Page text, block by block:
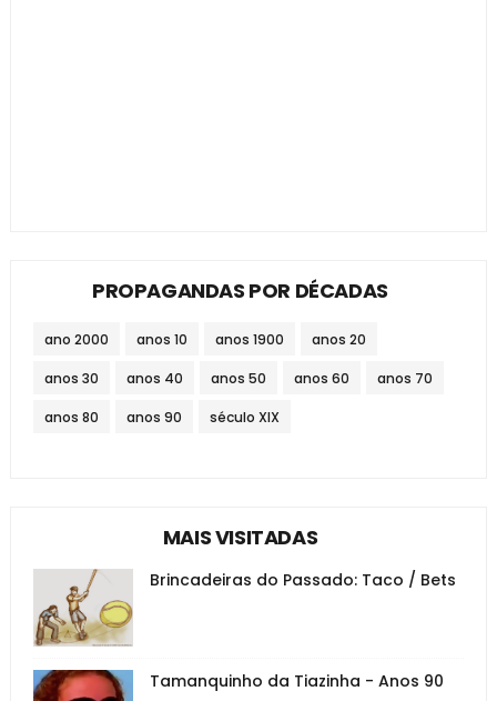
PROPAGANDAS POR DÉCADAS
ano 2000 anos 10 anos 1900 anos 20
anos 30 anos 40 anos 50 anos 60 anos 70
anos 80 anos 90 século XIX
MAIS VISITADAS
Brincadeiras do Passado: Taco / Bets
Tamanquinho da Tiazinha - Anos 90